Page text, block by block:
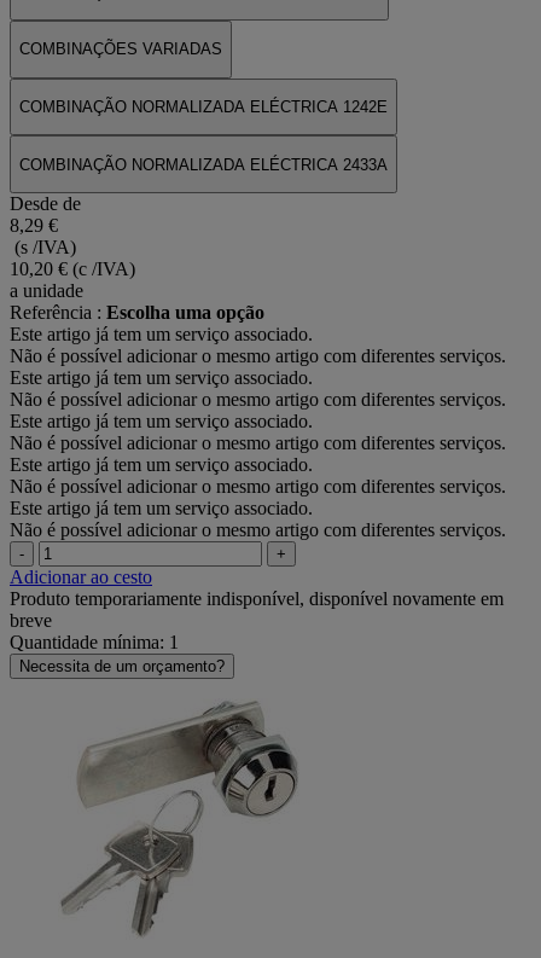
COMBINAÇÕES VARIADAS
COMBINAÇÃO NORMALIZADA ELÉCTRICA 1242E
COMBINAÇÃO NORMALIZADA ELÉCTRICA 2433A
Desde de
8,29 €
(s /IVA)
10,20 € (c /IVA)
a unidade
Referência : Escolha uma opção
Este artigo já tem um serviço associado.
Não é possível adicionar o mesmo artigo com diferentes serviços.
Este artigo já tem um serviço associado.
Não é possível adicionar o mesmo artigo com diferentes serviços.
Este artigo já tem um serviço associado.
Não é possível adicionar o mesmo artigo com diferentes serviços.
Este artigo já tem um serviço associado.
Não é possível adicionar o mesmo artigo com diferentes serviços.
Este artigo já tem um serviço associado.
Não é possível adicionar o mesmo artigo com diferentes serviços.
- +
Adicionar ao cesto
Produto temporariamente indisponível, disponível novamente em
breve
Quantidade mínima: 1
Necessita de um orçamento?